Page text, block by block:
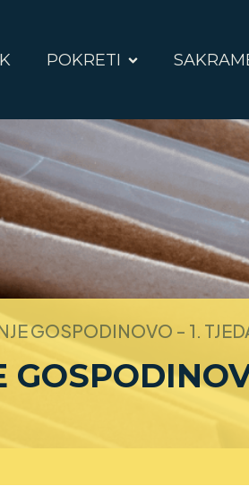
POKRETI
GOSPODINOVO - 1.